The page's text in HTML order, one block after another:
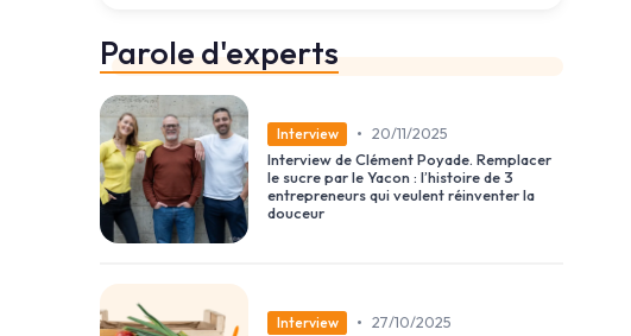
Parole d'experts
Interview • 20/11/2025
Interview de Clément Poyade. Remplacer
le sucre par le Yacon : l’histoire de 3
entrepreneurs qui veulent réinventer la
douceur
Interview • 27/10/2025